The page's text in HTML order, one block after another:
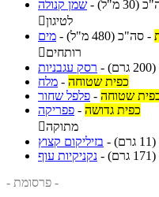
שמן קנולה -
(30 מ"ל)
לטיגון
מים - - סה"כ (480 מ"ל)
רותחים
רסק עגבניות -
(200 גרם)
מלח - כפית שטוחה
פלפל שחור - שטוחה
פפריקה - כפית גדושה
מתוקה
בזיליקום קצוץ -
(11 גרם)
נקניקיות עוף -
(171 גרם)
- פרסומת -